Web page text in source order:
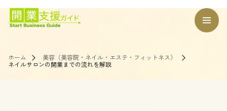
ホーム
美容（美容院・ネイル・エステ・フィットネス）
ネイルサロンの開業までの流れを解説